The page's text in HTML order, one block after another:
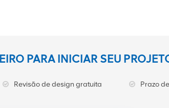
PARA INICIAR SEU
Revisão de design gratuita Prazo